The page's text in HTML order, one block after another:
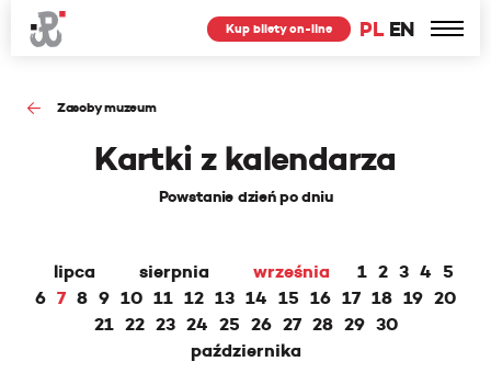
PL EN
Kup bilety on-line
Zasoby muzeum
Kartki z kalendarza
Powstanie dzień po dniu
lipca sierpnia września 1 2 3 4 5
6 7 8 9 10 11 12 13 14 15 16 17 18 19 20
21 22 23 24 25 26 27 28 29 30
października